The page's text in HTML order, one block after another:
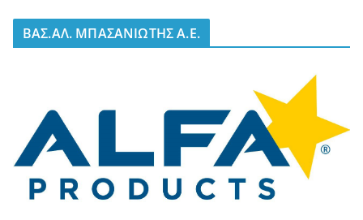
BΑΣ.ΑΛ. ΜΠΑΣΑΝΙΩΤΗΣ Α.Ε.